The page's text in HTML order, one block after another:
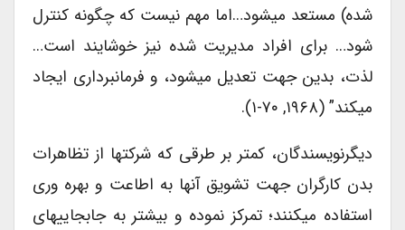
شده) مستعد میشود…اما مهم نیست که چگونه کنترل
شود… برای افراد مدیریت شده نیز خوشایند است…
لذت، بدین جهت تعدیل میشود، و فرمانبرداری ایجاد
میکند” (۱۹۶۸, ۷۰-۱).
دیگرنویسندگان، کمتر بر طرقی که شرکتها از تظاهرات
بدن کارگران جهت تشویق آنها به اطاعت و بهره وری
استفاده میکنند؛ تمرکز نموده و بیشتر به جابجاییهای